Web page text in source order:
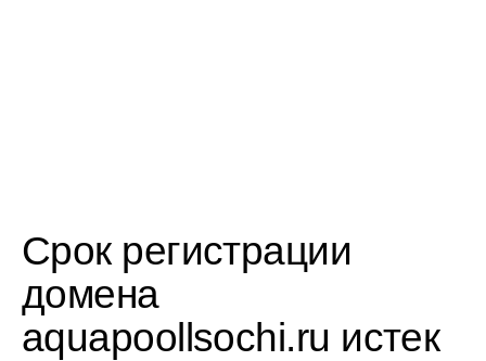
Срок регистрации
домена
aquapoollsochi.ru истек